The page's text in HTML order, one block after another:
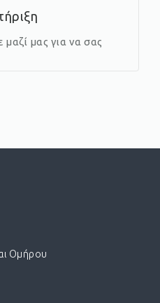
μας για να σας
Ομήρου